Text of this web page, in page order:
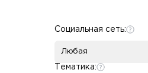
Тематика:
Социальная сеть:
Любая